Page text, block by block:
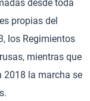
desde toda
propias del
los Regimientos
mientras que
2018 la marcha se